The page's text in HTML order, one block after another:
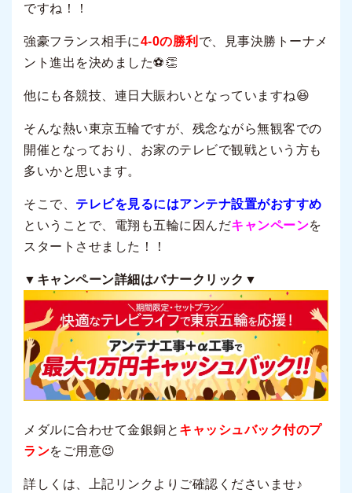
ですね！！
強豪フランス相手に4-0の勝利 で、見事決勝トーナメ
ント進出を決めました⚽👏
他にも各競技、連日大賑わいとなっていますね😆
そんな熱い東京五輪ですが、残念ながら無観客での
開催となっており、お家のテレビで観戦という方も
多いかと思います。
そこで、 テレビを見るにはアンテナ設置がおすすめ
ということで、電翔も五輪に因んだキャンペーンを
スタートさせました！！
▼キャンペーン詳細はバナークリック▼
メダルに合わせて金銀銅と キャッシュバック付のプ
ランをご用意😉
詳しくは、上記リンクよりご確認くださいませ♪